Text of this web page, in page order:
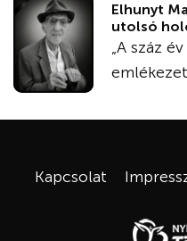
Elhunyt
utolsó
„A száz
Kapcsolat